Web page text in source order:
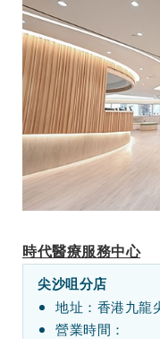
時代醫療服務中心
尖沙咀分店
地址：香港九龍
營業時間：